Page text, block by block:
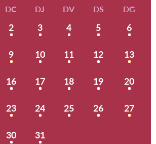
DC DJ DV DS DG
2 3 4 5 6
9 10 11 12 13
16 17 18 19 20
23 24 25 26 27
30 31